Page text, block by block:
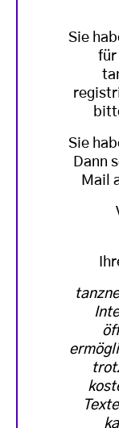
Sie
für
Sie
Dann
Mail